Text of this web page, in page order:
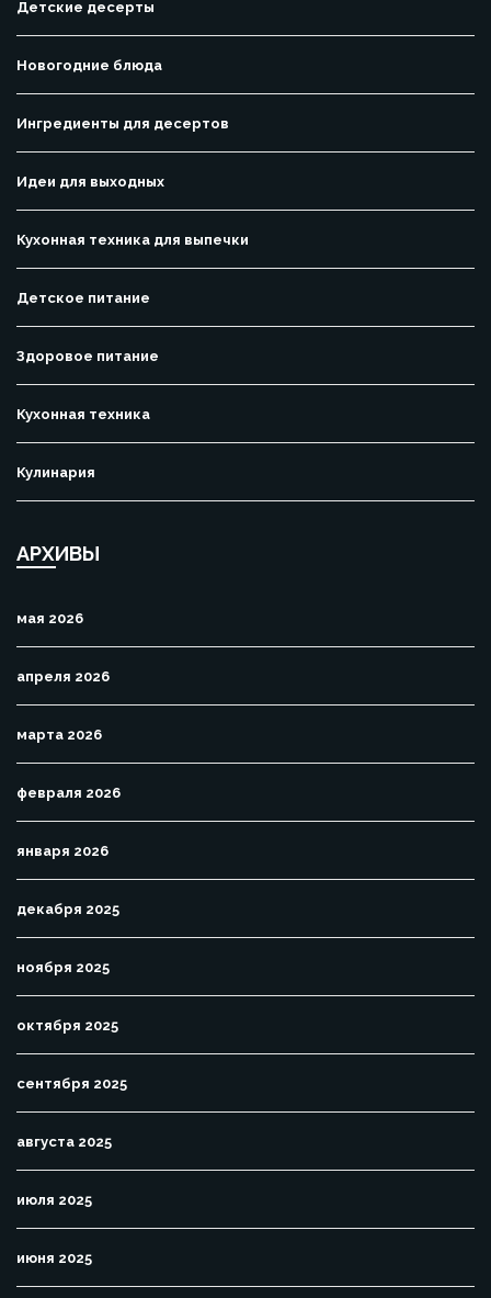
Детские десерты
Новогодние блюда
Ингредиенты для десертов
Идеи для выходных
Кухонная техника для выпечки
Детское питание
Здоровое питание
Кухонная техника
Кулинария
АРХИВЫ
мая 2026
апреля 2026
марта 2026
февраля 2026
января 2026
декабря 2025
ноября 2025
октября 2025
сентября 2025
августа 2025
июля 2025
июня 2025